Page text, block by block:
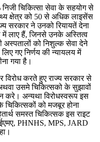
चिकित्सा सेवा के सहयोग से
क्षेत्र को 50 से अधिक लाइसेंस
सरकार ने उनको रियायतें देना
में लाए हैं, जिनसे उनके अस्तित्व
अस्पतालों को निशुल्क सेवा देने
लिए गए निर्णय की न्यायलय में
गया है।
विरोध करते हुए राज्य सरकार से
उसमे चिकित्सको के सुझावों
अन्यथा विरोधस्वरूप इस
को मजबूर होना
समस्त चिकित्सक इस राइट
PHNHS, MPS, JARD